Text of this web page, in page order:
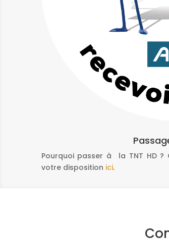
Pourquoi passer à la TNT HD
votre disposition ici.